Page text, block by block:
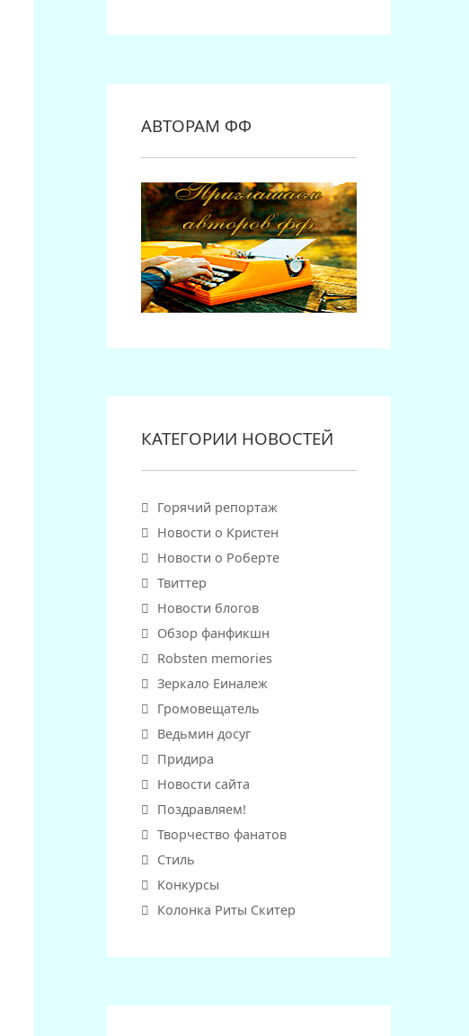
АВТОРАМ ФФ
КАТЕГОРИИ НОВОСТЕЙ
Горячий репортаж
Новости о Кристен
Новости о Роберте
Твиттер
Новости блогов
Обзор фанфикшн
Robsten memories
Зеркало Еиналеж
Громовещатель
Ведьмин досуг
Придира
Новости сайта
Поздравляем!
Творчество фанатов
Стиль
Конкурсы
Колонка Риты Скитер